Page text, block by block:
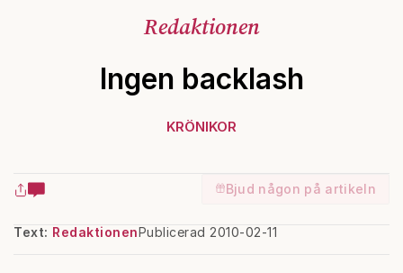
Redaktionen
Ingen backlash
KRÖNIKOR
Bjud någon på artikeln
Text: RedaktionenPublicerad 2010-02-11